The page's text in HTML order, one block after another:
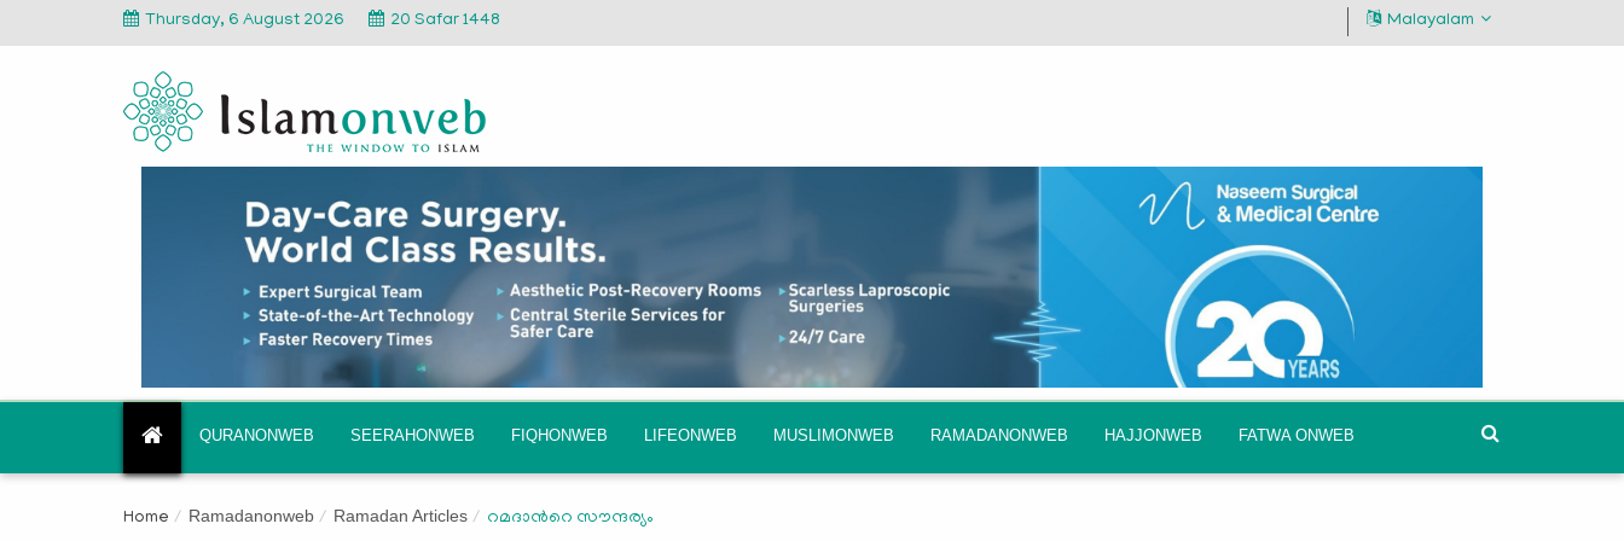
Thursday, 6 August 2026 20 Safar 1448 Malayalam
QURANONWEB SEERAHONWEB FIQHONWEB LIFEONWEB MUSLIMONWEB RAMADANONWEB HAJJONWEB FATWA ONWEB
Home Ramadanonweb Ramadan Articles റമദാന്‍റെ സൗന്ദര്യം